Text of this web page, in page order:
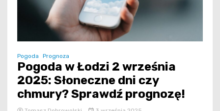
Pogoda Prognoza
Pogoda w Łodzi 2 września
2025: Słoneczne dni czy
chmury? Sprawdź prognozę!